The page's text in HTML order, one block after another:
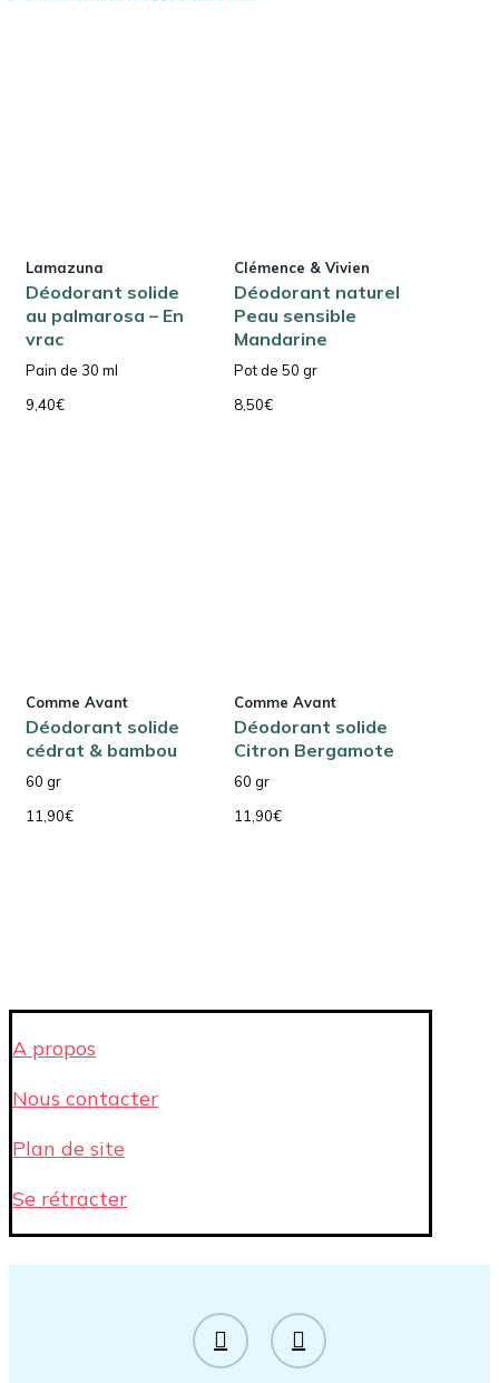
Lamazuna
Déodorant solide
au palmarosa – En
vrac
Pain de 30 ml
9,40€
Clémence & Vivien
Déodorant naturel
Peau sensible
Mandarine
Pot de 50 gr
8,50€
Comme Avant
Déodorant solide
cédrat & bambou
60 gr
11,90€
Comme Avant
Déodorant solide
Citron Bergamote
60 gr
11,90€
A propos
Nous contacter
Plan de site
Se rétracter
facebook instagram